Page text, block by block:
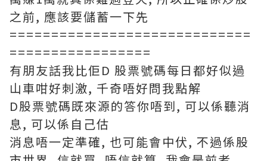
之前, 應該要儲蓄一下先
=============================
=================
有朋友話我比佢D 股票號碼每日都好似過
山車咁好刺激, 千奇唔好問我點解
D股票號碼既來源的答你唔到, 可以係聽消
息, 可以係自己估
消息唔一定準確, 也可能會中伏, 不過係股